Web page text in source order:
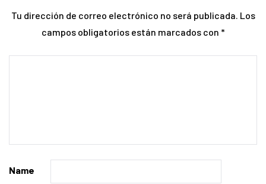
Tu dirección de correo electrónico no será publicada. Los
campos obligatorios están marcados con *
Name